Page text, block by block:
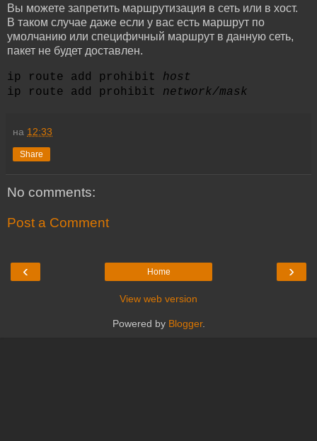
Вы можете запретить маршрутизация в сеть или в хост.
В таком случае даже если у вас есть маршрут по
умолчанию или специфичный маршрут в данную сеть,
пакет не будет доставлен.
ip route add prohibit host
ip route add prohibit network/mask
на 12:33
Share
No comments:
Post a Comment
‹ ›
Home
View web version
Powered by Blogger.